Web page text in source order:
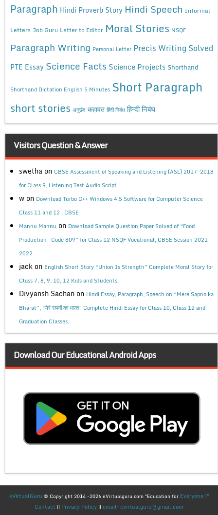
Paragraph Hindi Proverb Story Hindi Speech Informal
Letters Job Guru Letter to Editor Moral Stories NSQF
Paragraph Writing Personal Letter Precis Writing Solved
PTE Essay Science Facts Science Projects Shorthand
Shorthand Dictation English 5 Minutes Short Paragraph
short stories अनुछेद कहावत हिंदी निबंध हिन्दी निबंध
Visitors Question & Answer
swetha on CBSE Assessment of Speaking and Listening (ASL) 2017-2018
for Class 9, Listening Test Audio Script
w on Download Turbo C++ Windows 4.5 Software for Computer Science
Class 11 and 12 , CBSE
Mannu Mannu on Download Sample Question Paper Solved of “Food
Production- Code 809” for Class 12 NSQF Vocational, CBSE Session 2021-
2022.
jack on English Short Story “Union Is Strength” Complete Moral Story for
Class 7, 8, 9, 10, 12 Kids and Students.
Divyansh Sachan on Hindi Essay, Paragraph, Speech on “Mere Sapno ka
Bharat”, “मेरे सपनों का भारत” Complete Hindi Essay for Class 10, Class 12 and
Graduation Classes.
Download Our Educational Android Apps
eVirtualGuru © Copyright 2014 -2026 eVirtualguru.com "Education for Everyone !"
Contact || Privacy Policy || email: evirtualguru@gmail.com